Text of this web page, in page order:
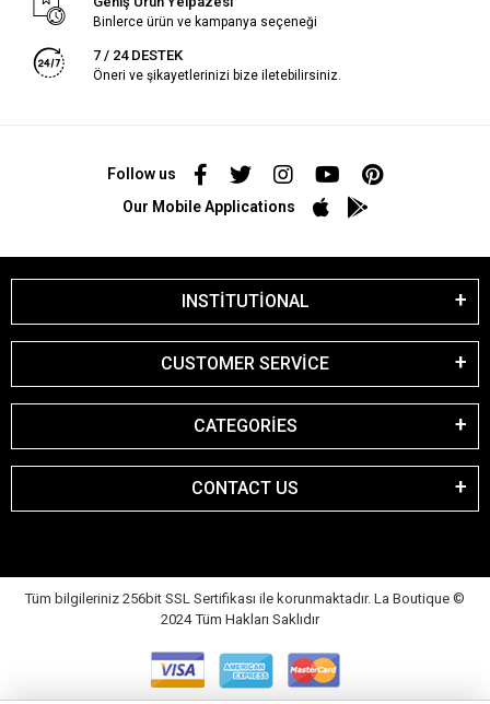
Binlerce ürün ve kampanya seçeneği
7 / 24 DESTEK
Öneri ve şikayetlerinizi bize iletebilirsiniz.
Follow us
Our Mobile Applications
INSTİTUTİONAL
CUSTOMER SERVİCE
CATEGORİES
CONTACT US
Tüm bilgileriniz 256bit SSL Sertifikası ile korunmaktadır. La Boutique ©
2024 Tüm Hakları Saklıdır